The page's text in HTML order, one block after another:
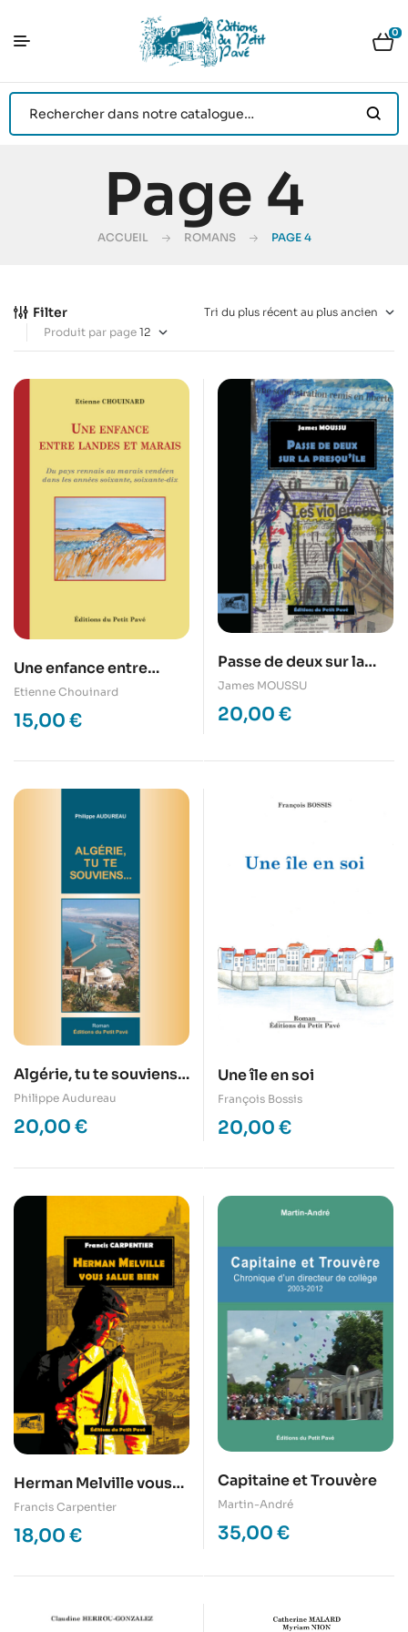
0
Page 4
ACCUEIL ROMANS PAGE 4
Filter
Produit par page
Une enfance entre
Landes et Marais
Etienne Chouinard
15,00 €
Passe de deux sur la
presqu’île
James MOUSSU
20,00 €
Algérie, tu te souviens…
Philippe Audureau
20,00 €
Une île en soi
François Bossis
20,00 €
Herman Melville vous
salue bien
Francis Carpentier
18,00 €
Capitaine et Trouvère
Martin-André
35,00 €